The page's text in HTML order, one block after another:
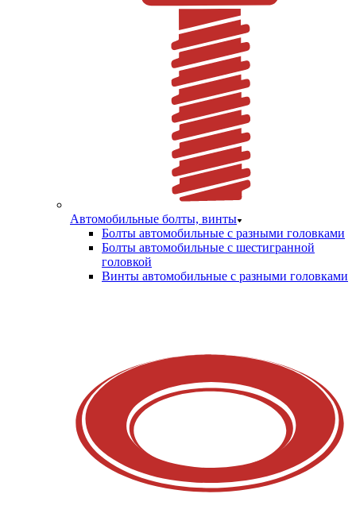
Автомобильные болты, винты
Болты автомобильные с разными головками
Болты автомобильные с шестигранной
головкой
Винты автомобильные с разными головками